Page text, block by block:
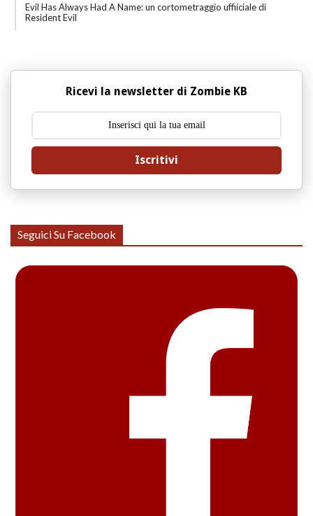
Evil Has Always Had A Name: un cortometraggio uffiiciale di
Resident Evil
Ricevi la newsletter di Zombie KB
Iscritivi
Seguici Su Facebook